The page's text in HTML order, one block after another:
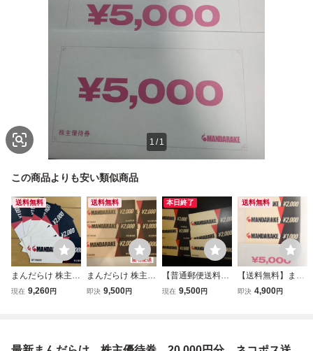
1 / 1
この商品よりも安い類似商品
送料無料
まんだらけ 株主優
待券 10,000円分
現在 9,260円
送料無料
まんだらけ 株主優
待券 10,000円分
即決 9,500円
本日終了
【普通郵便送料無
料】まんだらけ
現在 9,500円
送料無料
【送料無料】まん
だらけ 株主優待券
即決 4,900円